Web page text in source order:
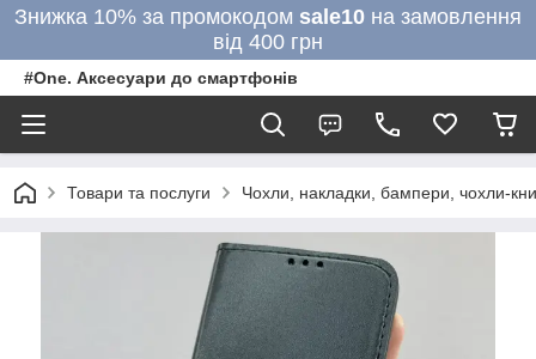
Знижка 10% за промокодом sale10 на замовлення
від 400 грн
#One. Аксесуари до смартфонів
Товари та послуги Чохли, накладки, бампери, чохли-